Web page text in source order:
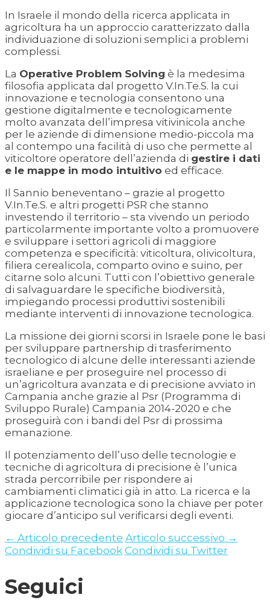
In Israele il mondo della ricerca applicata in
agricoltura ha un approccio caratterizzato dalla
individuazione di soluzioni semplici a problemi
complessi.
La Operative Problem Solving è la medesima
filosofia applicata dal progetto V.In.Te.S. la cui
innovazione e tecnologia consentono una
gestione digitalmente e tecnologicamente
molto avanzata dell’impresa vitivinicola anche
per le aziende di dimensione medio-piccola ma
al contempo una facilità di uso che permette al
viticoltore operatore dell’azienda di gestire i dati
e le mappe in modo intuitivo ed efficace.
Il Sannio beneventano – grazie al progetto
V.In.Te.S. e altri progetti PSR che stanno
investendo il territorio – sta vivendo un periodo
particolarmente importante volto a promuovere
e sviluppare i settori agricoli di maggiore
competenza e specificità: viticoltura, olivicoltura,
filiera cerealicola, comparto ovino e suino, per
citarne solo alcuni. Tutti con l’obiettivo generale
di salvaguardare le specifiche biodiversità,
impiegando processi produttivi sostenibili
mediante interventi di innovazione tecnologica.
La missione dei giorni scorsi in Israele pone le basi
per sviluppare partnership di trasferimento
tecnologico di alcune delle interessanti aziende
israeliane e per proseguire nel processo di
un’agricoltura avanzata e di precisione avviato in
Campania anche grazie al Psr (Programma di
Sviluppo Rurale) Campania 2014-2020 e che
proseguirà con i bandi del Psr di prossima
emanazione.
Il potenziamento dell’uso delle tecnologie e
tecniche di agricoltura di precisione è l’unica
strada percorribile per rispondere ai
cambiamenti climatici già in atto. La ricerca e la
applicazione tecnologica sono la chiave per poter
giocare d’anticipo sul verificarsi degli eventi.
← Articolo precedente Articolo successivo →
Condividi su Facebook Condividi su Twitter
Seguici